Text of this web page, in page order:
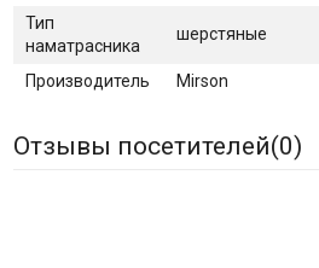
Тип
наматрасника
шерстяные
Производитель Mirson
Отзывы посетителей(0)